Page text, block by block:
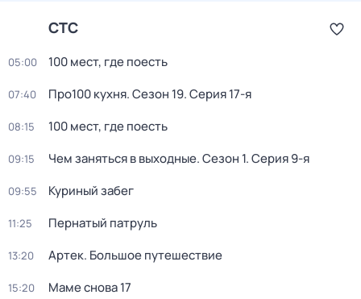
СТС
05:00 100 мест, где поесть
07:40 Про100 кухня. Сезон 19. Серия 17-я
08:15 100 мест, где поесть
09:15 Чем заняться в выходные. Сезон 1. Серия 9-я
09:55 Куриный забег
11:25 Пернатый патруль
13:20 Артек. Большое путешествие
15:20 Маме снова 17